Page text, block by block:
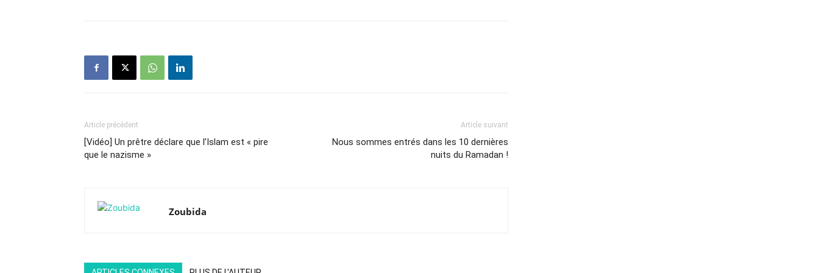
Article précédent
[Vidéo] Un prêtre déclare que l’Islam est « pire
que le nazisme »
Article suivant
Nous sommes entrés dans les 10 dernières
nuits du Ramadan !
Zoubida